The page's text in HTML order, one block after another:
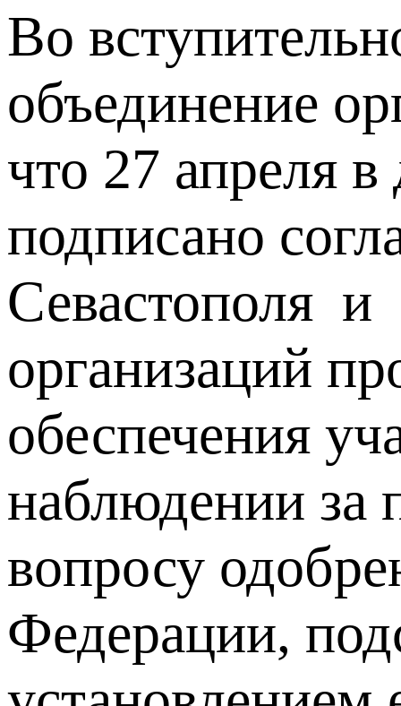
Во
объединение
что 27 апреля
подписано
Севастополя и
организаций
обеспечения
наблюдении за
вопросу
Федерации,